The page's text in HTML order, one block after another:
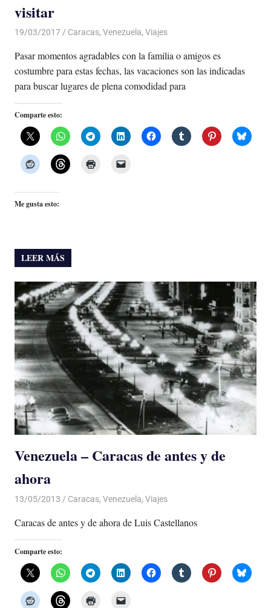
visitar
19/03/2017 De todo un Poco
Caracas, Venezuela, Viajes
Pasar momentos agradables con la familia o amigos es
costumbre para estas fechas, las vacaciones son las indicadas
para buscar lugares de plena comodidad para
Comparte esto:
Me gusta esto:
LEER MÁS
Venezuela – Caracas de antes y de
ahora
13/05/2013 Luis Castellanos
Caracas, Venezuela, Viajes
Caracas de antes y de ahora de Luis Castellanos
Comparte esto: